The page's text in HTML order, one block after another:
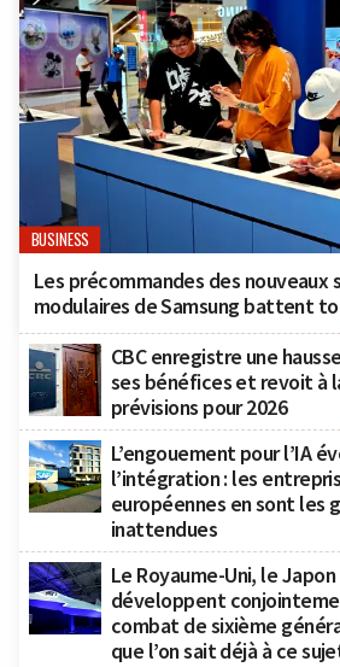
BUSINESS
Les précommandes des nouveaux
modulaires de Samsung battent
CBC enregistre une
ses bénéfices et revoit à
prévisions pour 2026
L’engouement pour l’IA
l’intégration : les
européennes en sont les
inattendues
Le Royaume-Uni, le
développent
combat de sixième
que l’on sait déjà à ce